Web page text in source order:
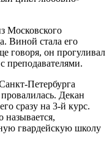
Московского
Виной стала его
говоря, он прогуливал
преподавателями.
Петербурга
Декан
сразу на 3-й курс.
называется,
гвардейскую школу